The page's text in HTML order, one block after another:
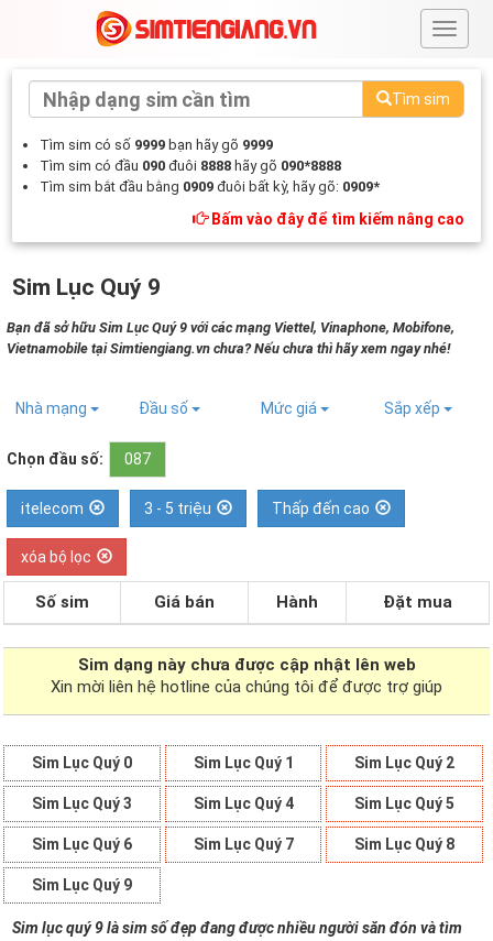
#
Tìm sim
Tìm sim có số 9999 bạn hãy gõ 9999
Tìm sim có đầu 090 đuôi 8888 hãy gõ 090*8888
Tìm sim bắt đầu bằng 0909 đuôi bất kỳ, hãy gõ: 0909*
Bấm vào đây để tìm kiếm nâng cao
Sim Lục Quý 9
Bạn đã sở hữu Sim Lục Quý 9 với các mạng Viettel, Vinaphone, Mobifone,
Vietnamobile tại Simtiengiang.vn chưa? Nếu chưa thì hãy xem ngay nhé!
Nhà mạng Đầu số Mức giá Sắp xếp
Chọn đầu số: 087
itelecom 3 - 5 triệu Thấp đến cao
xóa bộ lọc
Số sim Giá bán Hành Đặt mua
Sim dạng này chưa được cập nhật lên web
Xin mời liên hệ hotline của chúng tôi để được trợ giúp
Sim Lục Quý 0 Sim Lục Quý 1 Sim Lục Quý 2
Sim Lục Quý 3 Sim Lục Quý 4 Sim Lục Quý 5
Sim Lục Quý 6 Sim Lục Quý 7 Sim Lục Quý 8
Sim Lục Quý 9
Sim lục quý 9 là sim số đẹp đang được nhiều người săn đón và tìm